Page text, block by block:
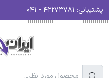
پشتیبانی: